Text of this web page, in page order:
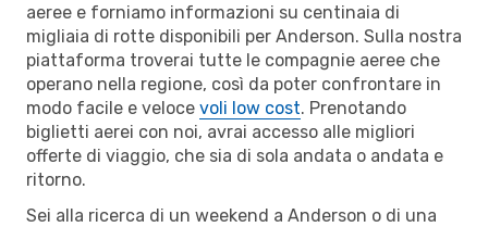
aeree e forniamo informazioni su centinaia di
migliaia di rotte disponibili per Anderson. Sulla nostra
piattaforma troverai tutte le compagnie aeree che
operano nella regione, così da poter confrontare in
modo facile e veloce voli low cost. Prenotando
biglietti aerei con noi, avrai accesso alle migliori
offerte di viaggio, che sia di sola andata o andata e
ritorno.
Sei alla ricerca di un weekend a Anderson o di una